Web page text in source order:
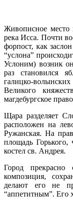
Живописное место
река Исса. Почти
форпост, как
“услона”
Услоним) возник
раз становился
галицко-
Великого
магдебургское
Щара разделяет
расположен на
Ружанская. На
площадь
костел св. Андрея.
Город прекрасно
композиция,
делают его не
“аппетитным”. Его